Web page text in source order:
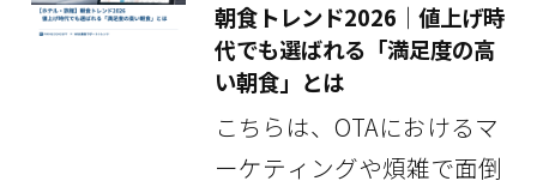
朝食トレンド2026｜値上げ時
代でも選ばれる「満足度の高
い朝食」とは
こちらは、OTAにおけるマ
ーケティングや煩雑で面倒